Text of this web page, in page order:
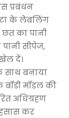
प्रबंधन
के लेबलिंग
का पानी
सीपेज,
दें।
साथ बनाया
बॉडी मॉडल की
अधिग्रहण
कर